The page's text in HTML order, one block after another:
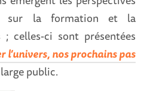
sur la formation et la
; celles-ci sont présentées
l’univers, nos prochains pas
public.